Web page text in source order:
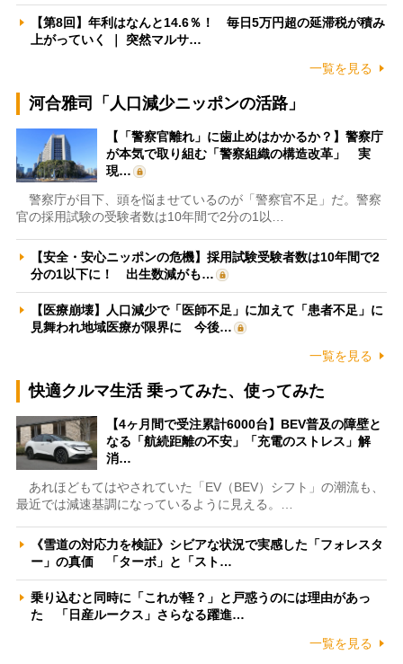
【第8回】年利はなんと14.6％！ 毎日5万円超の延滞税が積み
上がっていく ｜ 突然マルサ…
一覧を見る
河合雅司「人口減少ニッポンの活路」
【「警察官離れ」に歯止めはかかるか？】警察庁
が本気で取り組む「警察組織の構造改革」 実
現…
警察庁が目下、頭を悩ませているのが「警察官不足」だ。警察
官の採用試験の受験者数は10年間で2分の1以…
【安全・安心ニッポンの危機】採用試験受験者数は10年間で2
分の1以下に！ 出生数減がも…
【医療崩壊】人口減少で「医師不足」に加えて「患者不足」に
見舞われ地域医療が限界に 今後…
一覧を見る
快適クルマ生活 乗ってみた、使ってみた
【4ヶ月間で受注累計6000台】BEV普及の障壁と
なる「航続距離の不安」「充電のストレス」解
消…
あれほどもてはやされていた「EV（BEV）シフト」の潮流も、
最近では減速基調になっているように見える。…
《雪道の対応力を検証》シビアな状況で実感した「フォレスタ
ー」の真価 「ターボ」と「スト…
乗り込むと同時に「これが軽？」と戸惑うのには理由があっ
た 「日産ルークス」さらなる躍進…
一覧を見る